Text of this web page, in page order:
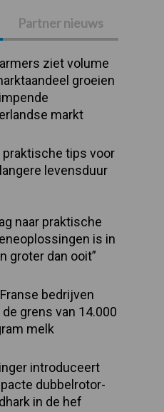
Partner nieuws
ziet volume
groeien
markt
praktische tips voor
levensduur
naar praktische
is in
groter dan ooit”
bedrijven
de grens van 14.000
melk
introduceert
dubbelrotor-
in de hef